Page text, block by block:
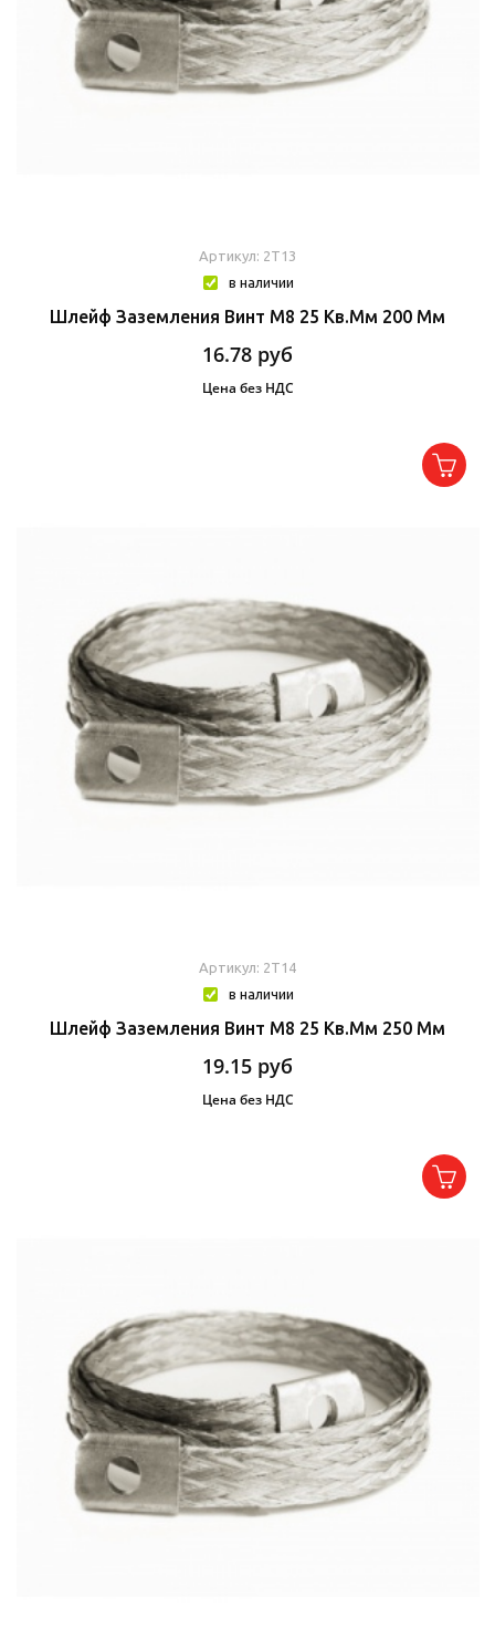
Артикул: 2T13
в наличии
Шлейф Заземления Винт М8 25 Кв.мм 200 Мм
16.78 руб
Цена без НДС
Артикул: 2T14
в наличии
Шлейф Заземления Винт М8 25 Кв.мм 250 Мм
19.15 руб
Цена без НДС